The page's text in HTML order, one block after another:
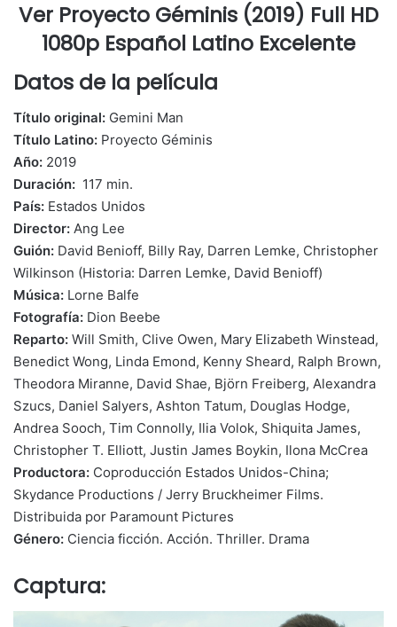
Ver Proyecto Géminis (2019) Full HD
1080p Español Latino Excelente
Datos de la película
Título original: Gemini Man
Título Latino: Proyecto Géminis
Año: 2019
Duración: 117 min.
País: Estados Unidos
Director: Ang Lee
Guión: David Benioff, Billy Ray, Darren Lemke, Christopher
Wilkinson (Historia: Darren Lemke, David Benioff)
Música: Lorne Balfe
Fotografía: Dion Beebe
Reparto: Will Smith, Clive Owen, Mary Elizabeth Winstead,
Benedict Wong, Linda Emond, Kenny Sheard, Ralph Brown,
Theodora Miranne, David Shae, Björn Freiberg, Alexandra
Szucs, Daniel Salyers, Ashton Tatum, Douglas Hodge,
Andrea Sooch, Tim Connolly, Ilia Volok, Shiquita James,
Christopher T. Elliott, Justin James Boykin, Ilona McCrea
Productora: Coproducción Estados Unidos-China;
Skydance Productions / Jerry Bruckheimer Films.
Distribuida por Paramount Pictures
Género: Ciencia ficción. Acción. Thriller. Drama
Captura: